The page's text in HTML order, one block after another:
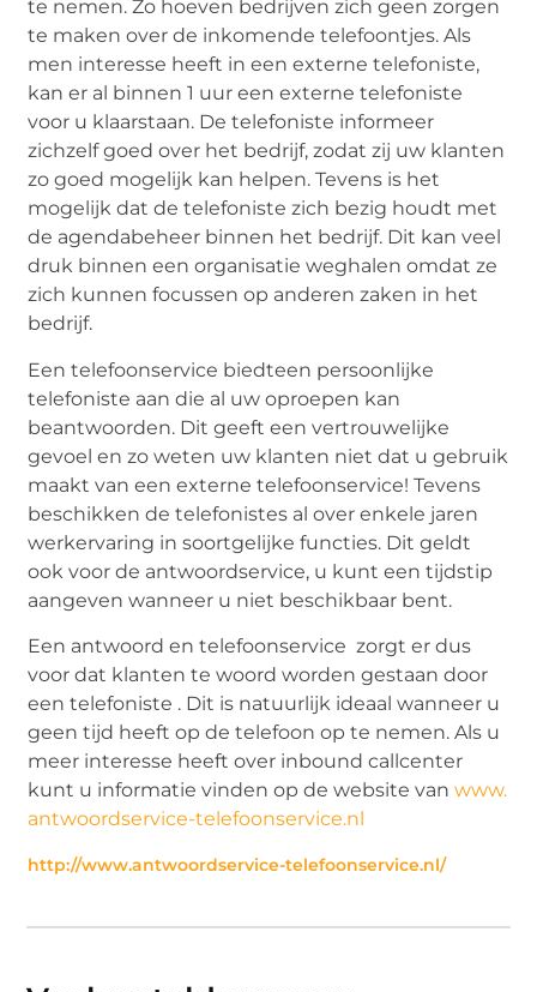
te nemen. Zo hoeven bedrijven zich geen zorgen
te maken over de inkomende telefoontjes. Als
men interesse heeft in een externe telefoniste,
kan er al binnen 1 uur een externe telefoniste
voor u klaarstaan. De telefoniste informeer
zichzelf goed over het bedrijf, zodat zij uw klanten
zo goed mogelijk kan helpen. Tevens is het
mogelijk dat de telefoniste zich bezig houdt met
de agendabeheer binnen het bedrijf. Dit kan veel
druk binnen een organisatie weghalen omdat ze
zich kunnen focussen op anderen zaken in het
bedrijf.
Een telefoonservice biedteen persoonlijke
telefoniste aan die al uw oproepen kan
beantwoorden. Dit geeft een vertrouwelijke
gevoel en zo weten uw klanten niet dat u gebruik
maakt van een externe telefoonservice! Tevens
beschikken de telefonistes al over enkele jaren
werkervaring in soortgelijke functies. Dit geldt
ook voor de antwoordservice, u kunt een tijdstip
aangeven wanneer u niet beschikbaar bent.
Een antwoord en telefoonservice zorgt er dus
voor dat klanten te woord worden gestaan door
een telefoniste . Dit is natuurlijk ideaal wanneer u
geen tijd heeft op de telefoon op te nemen. Als u
meer interesse heeft over inbound callcenter
kunt u informatie vinden op de website vanwww.
antwoordservice-telefoonservice.nl
http://www.antwoordservice-telefoonservice.nl/